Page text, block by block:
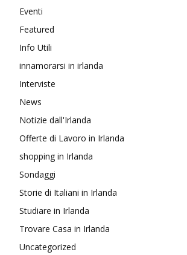
Eventi
Featured
Info Utili
innamorarsi in irlanda
Interviste
News
Notizie dall'Irlanda
Offerte di Lavoro in Irlanda
shopping in Irlanda
Sondaggi
Storie di Italiani in Irlanda
Studiare in Irlanda
Trovare Casa in Irlanda
Uncategorized